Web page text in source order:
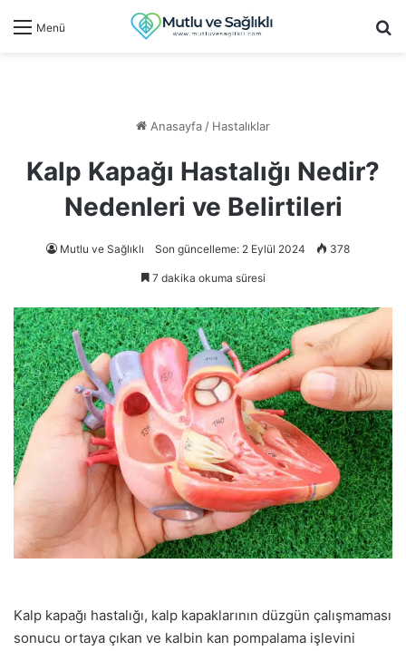
Menü
Anasayfa/ Hastalıklar
Kalp Kapağı Hastalığı Nedir?
Nedenleri ve Belirtileri
Mutlu ve Sağlıklı Son güncelleme: 2 Eylül 2024 378
7 dakika okuma süresi
Kalp kapağı hastalığı, kalp kapaklarının düzgün çalışmaması
sonucu ortaya çıkan ve kalbin kan pompalama işlevini